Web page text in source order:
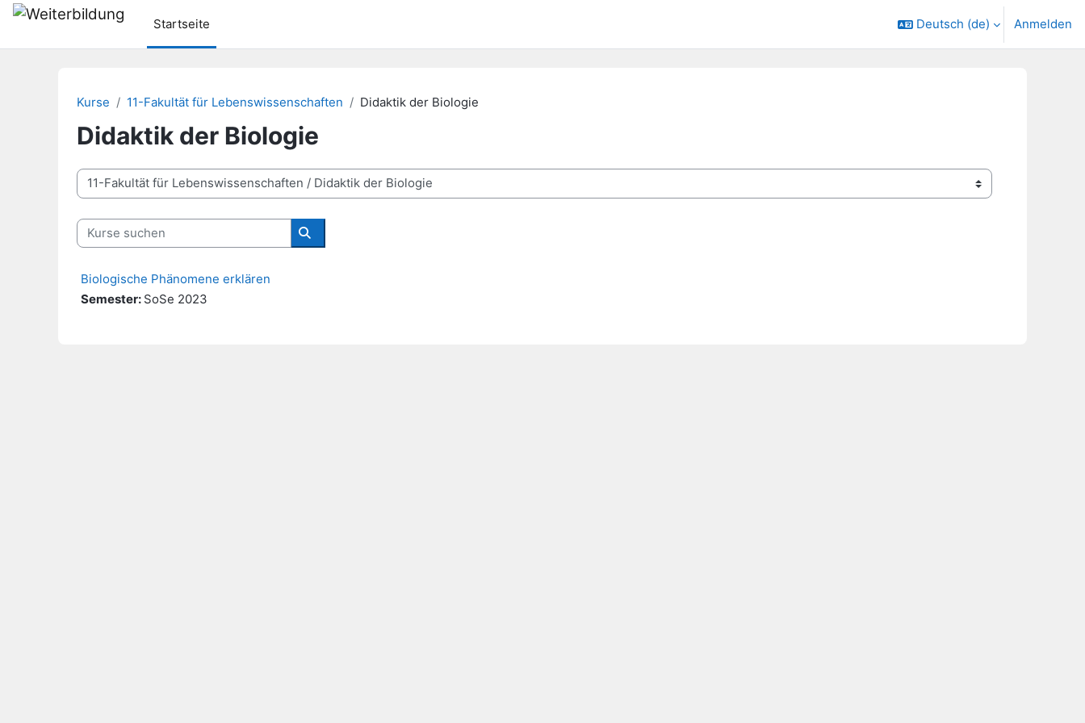
Zum Hauptinhalt
Startseite
Deutsch ‎(de)‎ Anmelden
Kurse 11-Fakultät für Lebenswissenschaften Didaktik der Biologie
Didaktik der Biologie
Kursbereiche
Kurse suchen
Kurse suchen
Biologische Phänomene erklären
Semester: SoSe 2023